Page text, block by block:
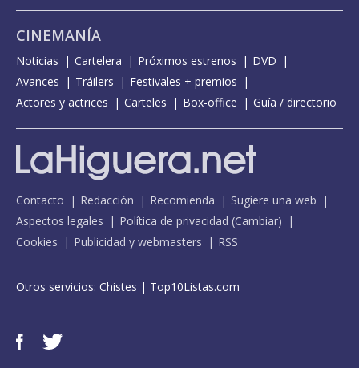
CINEMANÍA
Noticias Cartelera Próximos estrenos
DVD
Avances
Tráilers
Festivales + premios
Actores y actrices
Carteles Box-office Guía / directorio
Contacto Redacción Recomienda
Sugiere una web
Aspectos legales
Política de privacidad (Cambiar)
Cookies
Publicidad y webmasters RSS
Otros servicios: Chistes | Top10Listas.com